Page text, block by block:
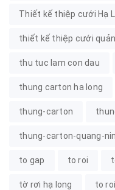
Thiết kế thiệp cưới Hạ
thiết kế thiệp cưới
thu tuc lam con dau
thung carton ha long
thung-carton
thung-carton-quang-
to gap to roi
tờ rơi hạ long to